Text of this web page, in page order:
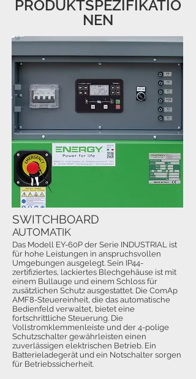
PRODUKTSPEZIFIKATIO
NEN
Das Modell EY-60P der Serie INDUSTRIAL ist
für hohe Leistungen in anspruchsvollen
Umgebungen ausgelegt. Sein IP44-
zertifiziertes, lackiertes Blechgehäuse ist mit
einem Bullauge und einem Schloss für
zusätzlichen Schutz ausgestattet. Die ComAp
AMF8-Steuereinheit, die das automatische
Bedienfeld verwaltet, bietet eine
fortschrittliche Steuerung. Die
Vollstromklemmenleiste und der 4-polige
Schutzschalter gewährleisten einen
zuverlässigen elektrischen Betrieb. Ein
Batterieladegerät und ein Notschalter sorgen
für Betriebssicherheit.
SWITCHBOARD
AUTOMATIK